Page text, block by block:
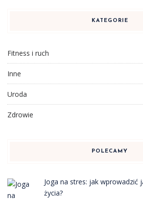
KATEGORIE
Fitness i ruch
Inne
Uroda
Zdrowie
POLECAMY
Joga na stres: jak wprowadzić
życia?